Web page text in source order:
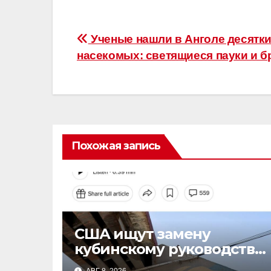
Навигация
по
записям
Ученые нашли в Анголе
насекомых: светящиеся пауки и
Похожая запись
США ищут замену
кубинскому руководству:
планы Белого дома на